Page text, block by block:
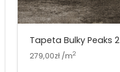
Tapeta Bulky Peaks 2
279,00zł /m2